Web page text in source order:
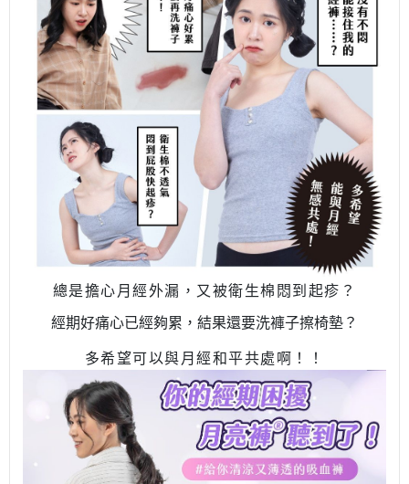
總是擔心月經外漏，又被衛生棉悶到起疹？
經期好痛心已經夠累，結果還要洗褲子擦椅墊？
多希望可以與月經和平共處啊！！